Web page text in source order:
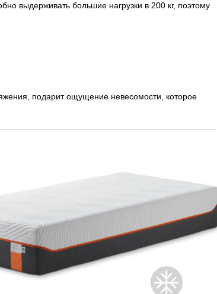
выдерживать большие нагрузки в 200 кг, поэтому
подарит ощущение невесомости, которое